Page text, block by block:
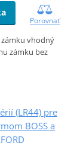
Porovnať
vhodný
zámku bez
(LR44) pre
BOSS a